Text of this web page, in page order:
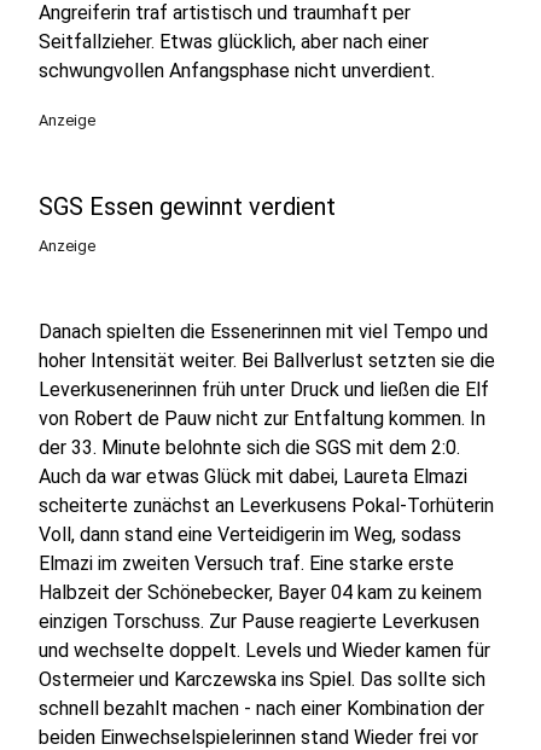
Angreiferin traf artistisch und traumhaft per
Seitfallzieher. Etwas glücklich, aber nach einer
schwungvollen Anfangsphase nicht unverdient.
Anzeige
SGS Essen gewinnt verdient
Anzeige
Danach spielten die Essenerinnen mit viel Tempo und
hoher Intensität weiter. Bei Ballverlust setzten sie die
Leverkusenerinnen früh unter Druck und ließen die Elf
von Robert de Pauw nicht zur Entfaltung kommen. In
der 33. Minute belohnte sich die SGS mit dem 2:0.
Auch da war etwas Glück mit dabei, Laureta Elmazi
scheiterte zunächst an Leverkusens Pokal-Torhüterin
Voll, dann stand eine Verteidigerin im Weg, sodass
Elmazi im zweiten Versuch traf. Eine starke erste
Halbzeit der Schönebecker, Bayer 04 kam zu keinem
einzigen Torschuss. Zur Pause reagierte Leverkusen
und wechselte doppelt. Levels und Wieder kamen für
Ostermeier und Karczewska ins Spiel. Das sollte sich
schnell bezahlt machen - nach einer Kombination der
beiden Einwechselspielerinnen stand Wieder frei vor